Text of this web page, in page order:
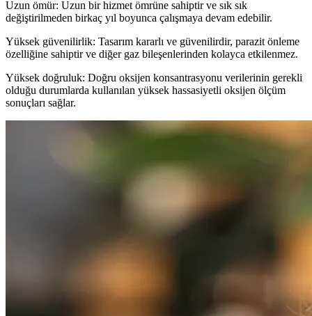
Uzun ömür: Uzun bir hizmet ömrüne sahiptir ve sık sık
değiştirilmeden birkaç yıl boyunca çalışmaya devam edebilir.
Yüksek güvenilirlik: Tasarım kararlı ve güvenilirdir, parazit önleme
özelliğine sahiptir ve diğer gaz bileşenlerinden kolayca etkilenmez.
Yüksek doğruluk: Doğru oksijen konsantrasyonu verilerinin gerekli
olduğu durumlarda kullanılan yüksek hassasiyetli oksijen ölçüm
sonuçları sağlar.